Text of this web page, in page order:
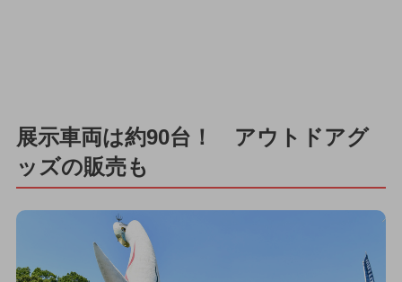
展示車両は約90台！ アウトドアグ
ッズの販売も